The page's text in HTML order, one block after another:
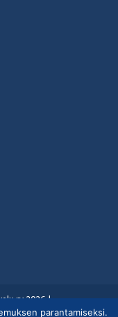
ry 2026 |
parantamiseksi.